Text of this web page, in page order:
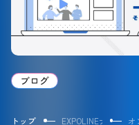
ブログ
トップ EXPOLINEナレッジ